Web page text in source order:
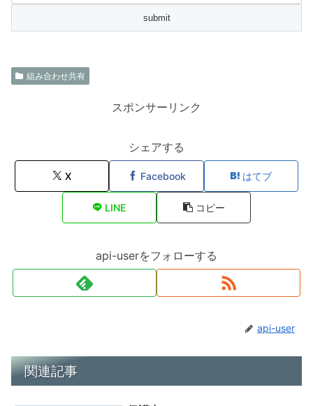
組み合わせ共有
スポンサーリンク
シェアする
X Facebook はてブ
LINE コピー
api-userをフォローする
api-user
関連記事